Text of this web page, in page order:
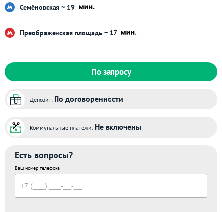
Семёновская ~ 19
Преображенская площадь ~ 17
По запросу
Депозит: По договоренности
Коммунальные платежи: Не включены
Есть вопросы?
Ваш номер телефона